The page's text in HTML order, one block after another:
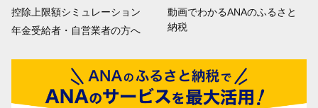
控除上限額シミュレーション
年金受給者・自営業者の方へ
動画でわかるANAのふるさと
納税